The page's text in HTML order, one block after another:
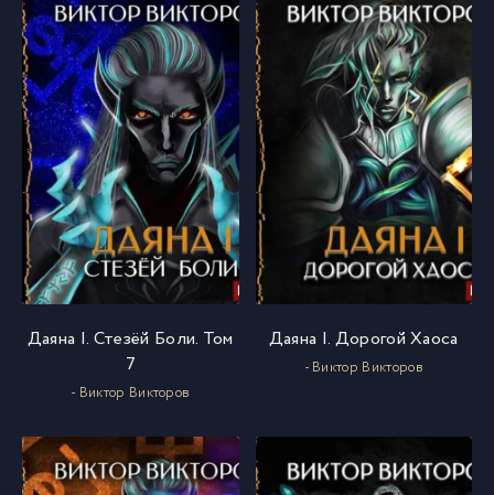
Даяна I. Стезёй Боли. Том
7
- Виктор Викторов
Даяна I. Дорогой Хаоса
- Виктор Викторов